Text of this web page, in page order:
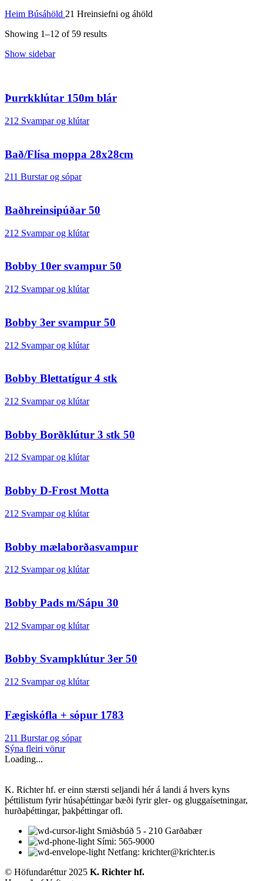
Heim Búsáhöld 21 Hreinsiefni og áhöld
Showing 1–12 of 59 results
Show sidebar
Þurrkklútar 150m blár
212 Svampar og klútar
Bað/Flísa moppa 28x28cm
211 Burstar og sópar
Baðhreinsipúðar 50
212 Svampar og klútar
Bobby 10er svampur 50
212 Svampar og klútar
Bobby 3er svampur 50
212 Svampar og klútar
Bobby Blettatígur 4 stk
212 Svampar og klútar
Bobby Borðklútur 3 stk 50
212 Svampar og klútar
Bobby D-Frost Motta
212 Svampar og klútar
Bobby mælaborðasvampur
212 Svampar og klútar
Bobby Pads m/Sápu 30
212 Svampar og klútar
Bobby Svampklútur 3er 50
212 Svampar og klútar
Fægiskófla + sópur 1783
211 Burstar og sópar
Sýna fleiri vörur
Loading...
K. Richter hf. er einn stærsti seljandi hér á landi á hvers kyns
þéttilistum fyrir húsaþéttingar bæði fyrir gler- og gluggaísetningar,
hurðaþéttingar, þakþéttingar ofl.
Smiðsbúð 5 - 210 Garðabær
Sími: 565-9000
Netfang: krichter@krichter.is
© Höfundaréttur 2025 K. Richter hf.